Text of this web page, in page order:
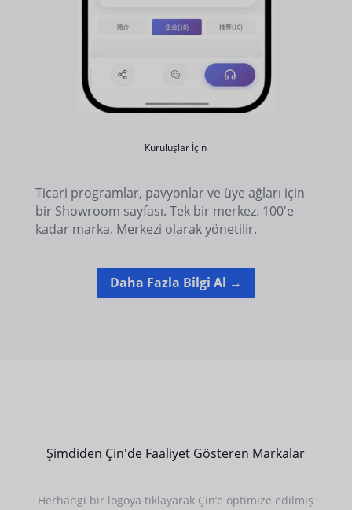
Kuruluşlar İçin
Ticari programlar, pavyonlar ve üye ağları için
bir Showroom sayfası. Tek bir merkez. 100'e
kadar marka. Merkezi olarak yönetilir.
Daha Fazla Bilgi Al →
Şimdiden Çin'de Faaliyet Gösteren Markalar
Herhangi bir logoya tıklayarak Çin’e optimize edilmiş